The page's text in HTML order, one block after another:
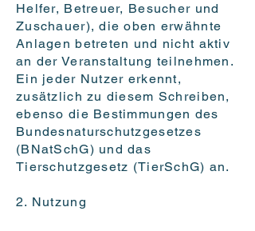
Helfer, Betreuer, Besucher und
Zuschauer), die oben erwähnte
Anlagen betreten und nicht aktiv
an der Veranstaltung teilnehmen.
Ein jeder Nutzer erkennt,
zusätzlich zu diesem Schreiben,
ebenso die Bestimmungen des
Bundesnaturschutzgesetzes
(BNatSchG) und das
Tierschutzgesetz (TierSchG) an.
2. Nutzung